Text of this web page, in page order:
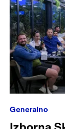
Generalno